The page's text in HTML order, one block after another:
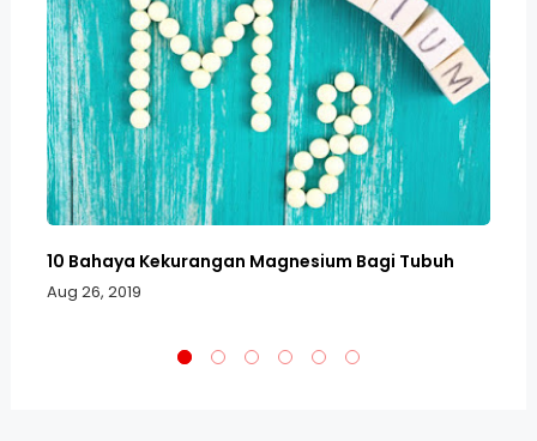
10 Bahaya Kekurangan Magnesium Bagi Tubuh
Aug 26, 2019